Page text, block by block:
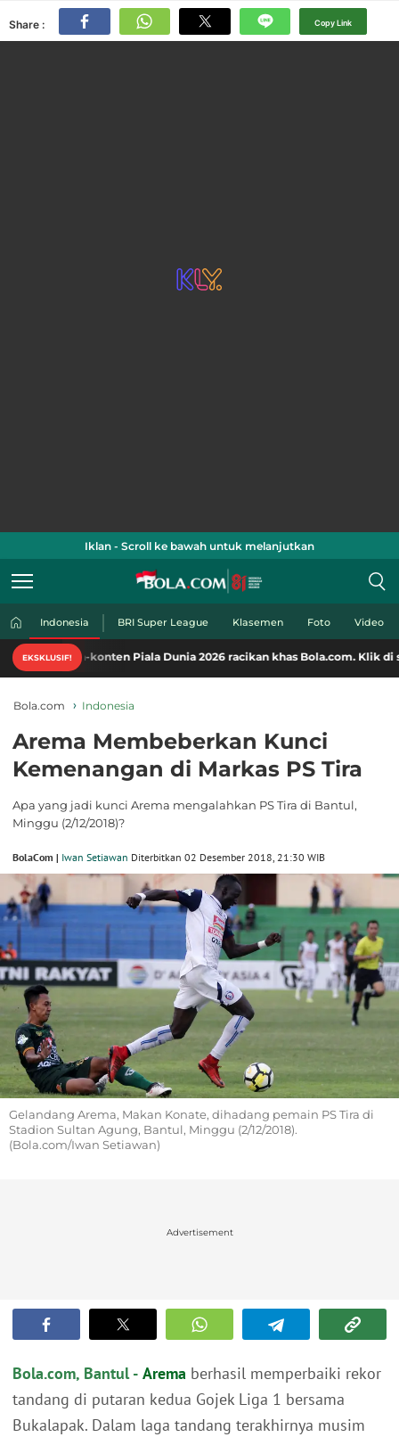
Share : Copy Link
Iklan - Scroll ke bawah untuk melanjutkan
Indonesia BRI Super League Klasemen Foto Video
EKSKLUSIF!
konten Piala Dunia 2026 racikan khas Bola.com. Klik di sini!
Bola.com Indonesia
Arema Membeberkan Kunci
Kemenangan di Markas PS Tira
Apa yang jadi kunci Arema mengalahkan PS Tira di Bantul,
Minggu (2/12/2018)?
BolaCom | Iwan Setiawan Diterbitkan 02 Desember 2018, 21:30 WIB
Gelandang Arema, Makan Konate, dihadang pemain PS Tira di
Stadion Sultan Agung, Bantul, Minggu (2/12/2018).
(Bola.com/Iwan Setiawan)
Advertisement
Bola.com, Bantul - Arema berhasil memperbaiki rekor
tandang di putaran kedua Gojek Liga 1 bersama
Bukalapak. Dalam laga tandang terakhirnya musim